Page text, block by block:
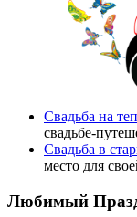
Свадьба на
свадьбе-
Свадьба в
место для
Любимый